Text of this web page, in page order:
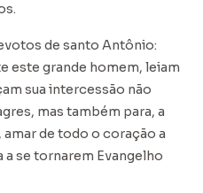
de santo Antônio:
este grande homem, leiam
sua intercessão não
mas também para, a
de todo o coração a
a se tornarem Evangelho